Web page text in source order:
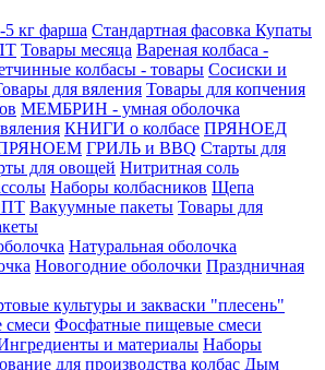
5 кг фарша Стандартная фасовка Купаты
Товары месяца Вареная колбаса -
колбасы - товары Сосиски и
для вяления Товары для копчения
МЕМБРИН - умная оболочка
КНИГИ о колбасе ПРЯНОЕД
ГРИЛЬ и BBQ Старты для
для овощей Нитритная соль
Наборы колбасников Щепа
Вакуумные пакеты Товары для
Натуральная оболочка
Новогодние оболочки Праздничная
культуры и закваски "плесень"
Фосфатные пищевые смеси
и материалы Наборы
для производства колбас Дым